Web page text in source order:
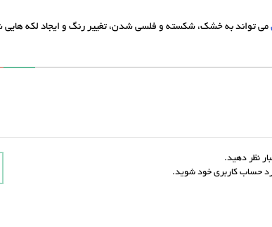
می تواند به خشک، شکسته و فلسی شدن، تغییر رنگ و ایجاد لکه
نظر دهید.
حساب کاربری خود شوید.